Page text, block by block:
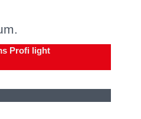
Profi light